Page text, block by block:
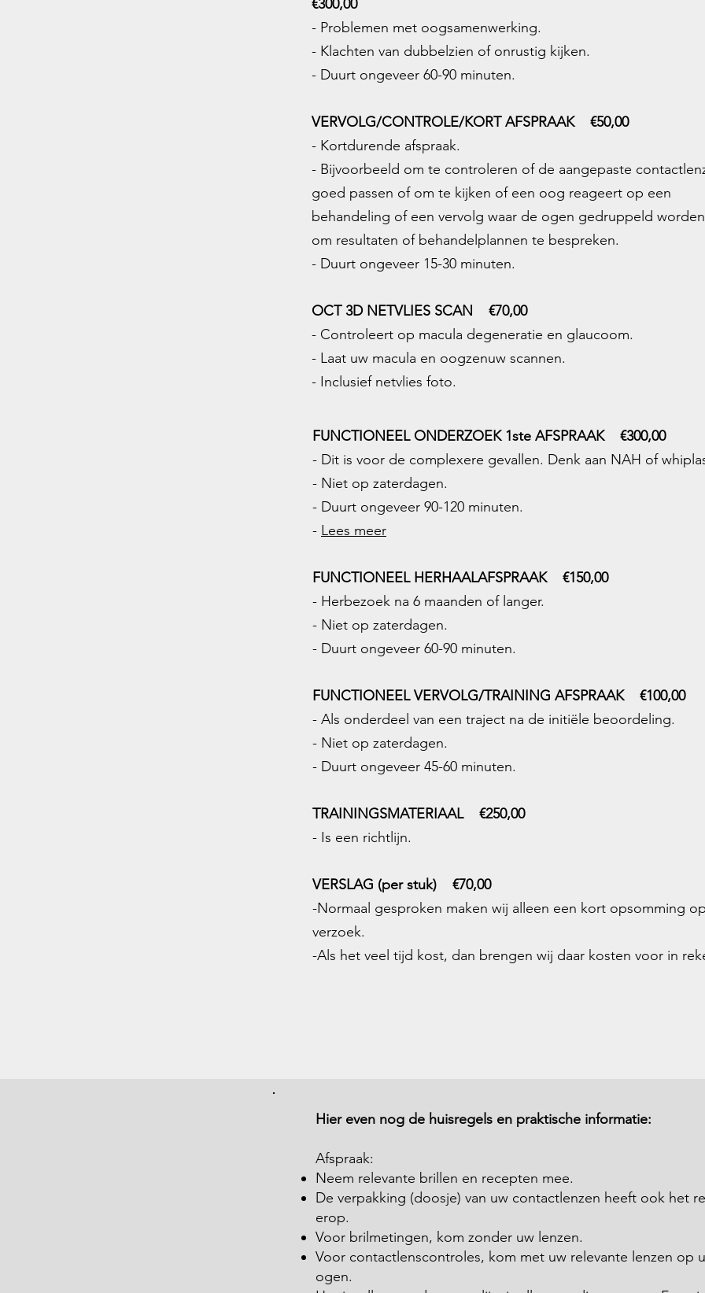
€300,00
- Problemen met oogsamenwerking.
- Klachten van dubbelzien of onrustig kijken.
- Duurt ongeveer 60-90 minuten.
VERVOLG/CONTROLE/KORT AFSPRAAK €50,00
- Kortdurende afspraak.
- Bijvoorbeeld om te controleren of de aangepaste
goed passen of om te kijken of een oog reageert op een
behandeling of een vervolg waar de ogen gedruppeld
om resultaten of behandelplannen te bespreken.
- Duurt ongeveer 15-30 minuten.
OCT 3D NETVLIES SCAN €70,00
- Controleert op macula degeneratie en glaucoom.
- Laat uw macula en oogzenuw scannen.
- Inclusief netvlies foto.
FUNCTIONEEL ONDERZOEK 1ste AFSPRAAK€300,00
- Dit is voor de complexere gevallen. Denk aan NAH of
- Niet op zaterdagen.
- Duurt ongeveer 90-120 minuten.
- Lees meer
FUNCTIONEEL HERHAALAFSPRAAK €150,00
- Herbezoek na 6 maanden of langer.
- Niet op zaterdagen.
- Duurt ongeveer 60-90 minuten.
FUNCTIONEEL VERVOLG/TRAINING AFSPRAAK€100,00
- Als onderdeel van een traject na de initiële beoordeling.
- Niet op zaterdagen.
- Duurt ongeveer 45-60 minuten.
TRAININGSMATERIAAL €250,00
- Is een richtlijn.
VERSLAG (per stuk) €70,00
-Normaal gesproken maken wij alleen een kort opsomming
verzoek.
​-Als het veel tijd kost, dan brengen wij daar kosten voor in
Hier even nog de huisregels en praktische informatie:
Afspraak:
Neem relevante brillen en recepten mee.
De verpakking (doosje) van uw contactlenzen heeft ook het
erop.
Voor brilmetingen, kom zonder uw lenzen.
Voor contactlenscontroles, kom met uw relevante lenzen op
ogen.